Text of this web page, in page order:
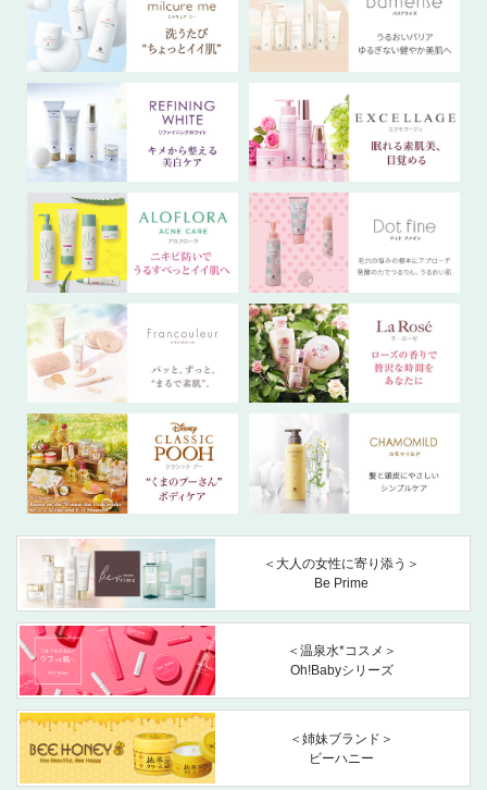
＜大人の女性に寄り添う＞
Be Prime
＜温泉水*コスメ＞
Oh!Babyシリーズ
＜姉妹ブランド＞
ビーハニー